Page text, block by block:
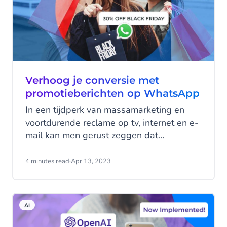
zoals Black Friday en Cyber Monday.
Verhoog je conversie met
promotieberichten op WhatsApp
In een tijdperk van massamarketing en
voortdurende reclame op tv, internet en e-
mail kan men gerust zeggen dat
ervaring kunnen zijn voor consumenten
is het begrijpelijk dat mensen hun
telefoon, radio en televisie willen
uitschakelen en alle vormen van marketing
4 minutes read·Apr 13, 2023
AI